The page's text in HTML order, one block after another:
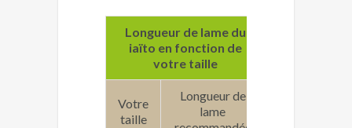
Longueur de lame du
iaïto en fonction de
votre taille
Votre
taille
Longueur de
lame